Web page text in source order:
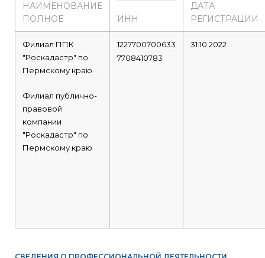
НАИМЕНОВАНИЕ
ПОЛНОЕ
ИНН
ДАТА
РЕГИСТРАЦИИ
Филиал ППК
"Роскадастр" по
Пермскому краю
Филиал публично-
правовой
компании
"Роскадастр" по
Пермскому краю
1227700700633
7708410783
31.10.2022